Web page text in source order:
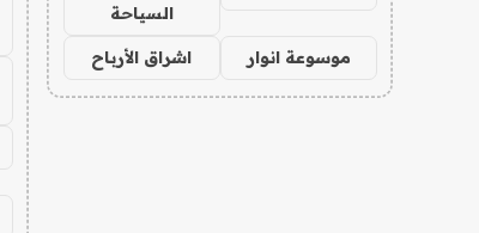
السياحة
موسوعة انوار اشراق الأرباح